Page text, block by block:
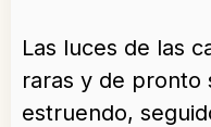
Las luces de las
raras y de pronto
estruendo,